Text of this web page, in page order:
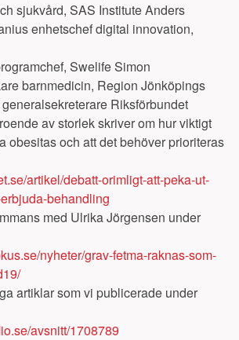
sjukvård, SAS InstituteAnders
enhetschef digital innovation,
SwelifeSimon
barnmedicin, Region Jönköpings
generalsekreterare Riksförbundet
av storlek skriver om hur viktigt
obesitas och att det behöver prioriteras
artikel/debatt-orimligt-att-peka-ut-
behandling
med Ulrika Jörgensen under
nyheter/grav-fetma-raknas-som-
artiklar som vi publicerade under
avsnitt/1708789